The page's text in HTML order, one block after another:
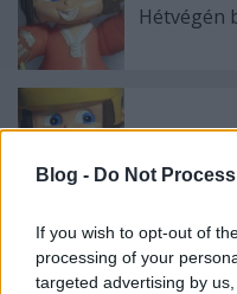
Blog - Do Not
If you wish to opt-out of
processing of your
targeted advertising by
Hétvégén
Kanadai